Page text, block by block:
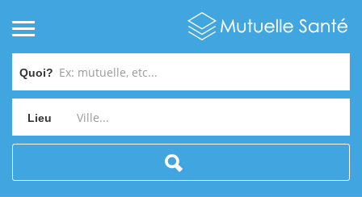
Quoi?
Lieu